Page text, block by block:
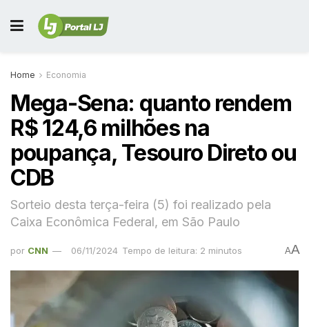
Home Economia
Mega-Sena: quanto rendem
R$ 124,6 milhões na
poupança, Tesouro Direto ou
CDB
Sorteio desta terça-feira (5) foi realizado pela
Caixa Econômica Federal, em São Paulo
por CNN 06/11/2024 Tempo de leitura: 2 minutos AA